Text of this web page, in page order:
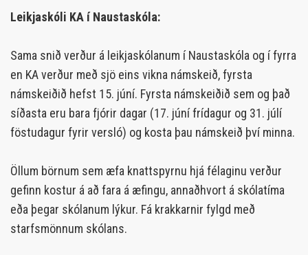
Leikjaskóli KA í Naustaskóla:
Sama snið verður á leikjaskólanum í Naustaskóla og í fyrra
en KA verður með sjö eins vikna námskeið, fyrsta
námskeiðið hefst 15. júní. Fyrsta námskeiðið sem og það
síðasta eru bara fjórir dagar (17. júní frídagur og 31. júlí
föstudagur fyrir versló) og kosta þau námskeið því minna.
Öllum börnum sem æfa knattspyrnu hjá félaginu verður
gefinn kostur á að fara á æfingu, annaðhvort á skólatíma
eða þegar skólanum lýkur. Fá krakkarnir fylgd með
starfsmönnum skólans.